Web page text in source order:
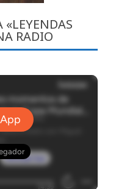
«LEYENDAS
RADIO